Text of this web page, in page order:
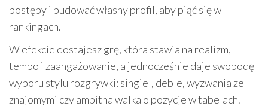
postępy i budować własny profil, aby piąć się w
rankingach.
W efekcie dostajesz grę, która stawia na realizm,
tempo i zaangażowanie, a jednocześnie daje swobodę
wyboru stylu rozgrywki: singiel, deble, wyzwania ze
znajomymi czy ambitna walka o pozycje w tabelach.